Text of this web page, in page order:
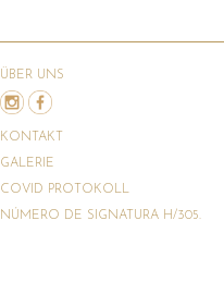
ÜBER UNS
KONTAKT
GALERIE
COVID PROTOKOLL
NÚMERO DE SIGNATURA H/305.